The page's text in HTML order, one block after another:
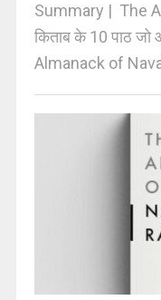
Summary | The
किताब के 10 पाठ
Almanack of